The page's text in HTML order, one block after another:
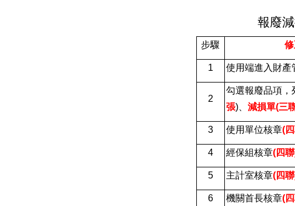
報廢減損
步驟
1 使用端進入財產
2
勾選報廢品項，
張)、 減損單(三
3 使用單位核章(
4 經保組核章(四
5 主計室核章(四
6 機關首長核章(